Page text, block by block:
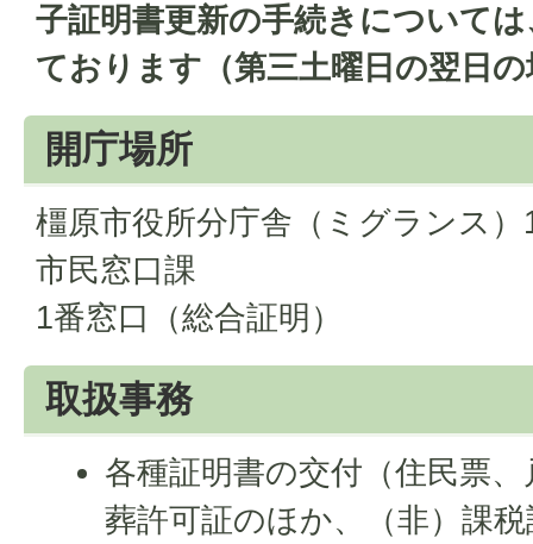
子証明書更新の手続きについて
ております（第三土曜日の翌日
開庁場所
橿原市役所分庁舎（ミグランス）
市民窓口課
1番窓口（総合証明）
取扱事務
各種証明書の交付（住民票
葬許可証のほか、（非）課